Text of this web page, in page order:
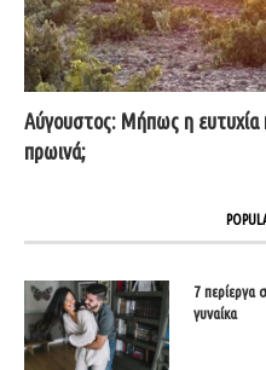
Αύγουστος: Μήπως η ευτυχία
πρωινά;
7 περίεργα
γυναίκα